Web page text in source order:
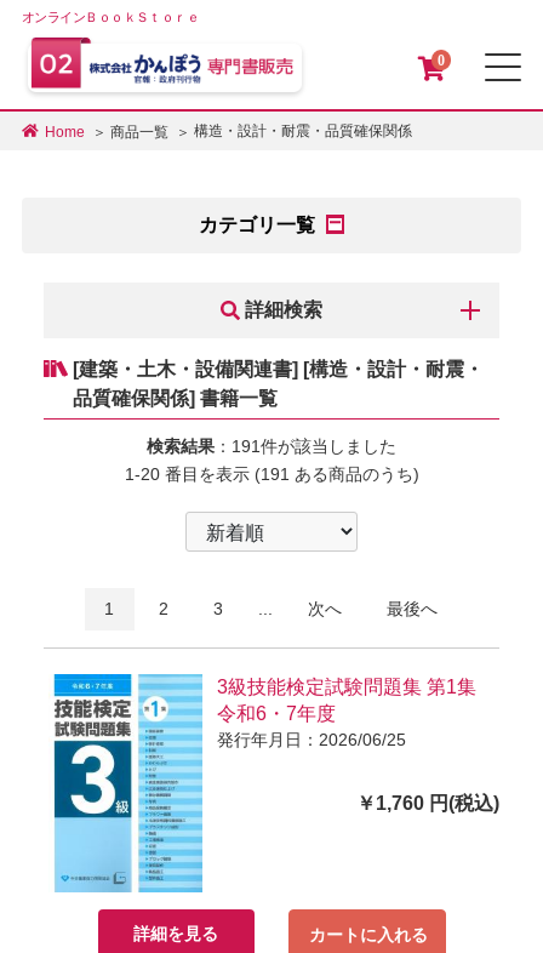
オンラインＢｏｏｋＳｔｏｒｅ
0
Home 商品一覧 構造・設計・耐震・品質確保関係
カテゴリ一覧
詳細検索
[建築・土木・設備関連書] [構造・設計・耐震・
品質確保関係] 書籍一覧
検索結果 ：191件が該当しました
1-20 番目を表示 (191 ある商品のうち)
1 2 3 次へ 最後へ
3級技能検定試験問題集 第1集
令和6・7年度
発行年月日：2026/06/25
￥1,760 円(税込)
詳細を見る カートに入れる